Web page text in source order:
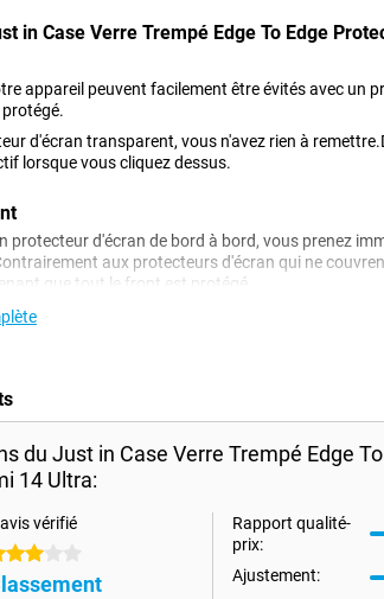
in Case Verre Trempé Edge To Edge
appareil peuvent facilement être évités avec un
protégé.
d'écran transparent, vous n'avez rien à
lorsque vous cliquez dessus.
protecteur d'écran de bord à bord, vous prenez
aux protecteurs d'écran qui ne
que tout le front est protégé.
du Just in Case Verre Trempé Edge
14 Ultra:
vérifié
Rapport qualité-
prix:
Ajustement: